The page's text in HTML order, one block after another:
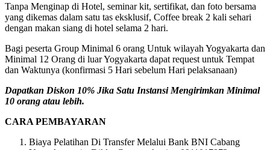
Tanpa Menginap di Hotel, seminar kit, sertifikat, dan foto bersama
yang dikemas dalam satu tas eksklusif, Coffee break 2 kali sehari
dengan makan siang di hotel selama 2 hari.
Bagi peserta Group Minimal 6 orang Untuk wilayah Yogyakarta dan
Minimal 12 Orang di luar Yogyakarta dapat request untuk Tempat
dan Waktunya (konfirmasi 5 Hari sebelum Hari pelaksanaan)
Dapatkan Diskon 10% Jika Satu Instansi Mengirimkan Minimal
10 orang atau lebih.
CARA PEMBAYARAN
Biaya Pelatihan Di Transfer Melalui Bank BNI Cabang